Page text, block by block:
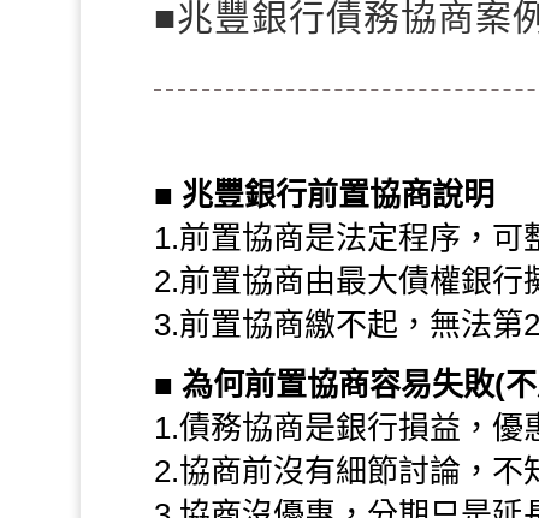
■兆豐銀行債務協商案
■ 兆豐銀行前置協商說明
1.前置協商是法定程序，可
2.前置協商由最大債權銀行
3.前置協商繳不起，無法第
■ 為何前置協商容易失敗(
1.債務協商是銀行損益，優
2.協商前沒有細節討論，不